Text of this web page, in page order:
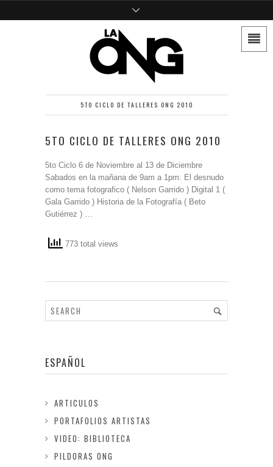
5TO CICLO DE TALLERES ONG 2010
5TO CICLO DE TALLERES ONG 2010
5to Ciclo 6 de Noviembre al 13 de Diciembre
Sabados en la mañana de 9am a 1pm: El desnudo
como tema fotografico ( Nelson Garrido ) Digital 1 (
Gala Garrido ) Historia de la Fotografía ( Beto
Gutiérrez ) …
773 total views
ESPAÑOL
ARTICULOS
PORTAFOLIOS ARTISTAS
VIDEO: BIBLIOTECA
PILDORAS ONG